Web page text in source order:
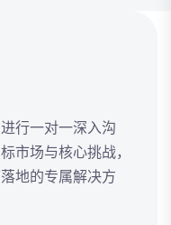
行一对一深入沟
市场与核心挑战，
地的专属解决方